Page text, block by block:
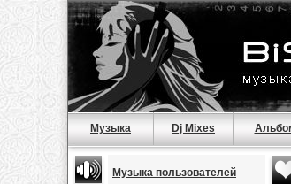
Музыка Dj Mixes
Музыка пользователей